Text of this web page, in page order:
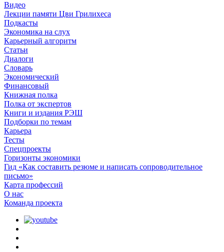
Видео
Лекции памяти Цви Грилихеса
Подкасты
Экономика на слух
Карьерный алгоритм
Статьи
Диалоги
Словарь
Экономический
Финансовый
Книжная полка
Полка от экспертов
Книги и издания РЭШ
Подборки по темам
Карьера
Тесты
Спецпроекты
Горизонты экономики
Гид «Как составить резюме и написать сопроводительное
письмо»
Карта профессий
О наc
Команда проекта